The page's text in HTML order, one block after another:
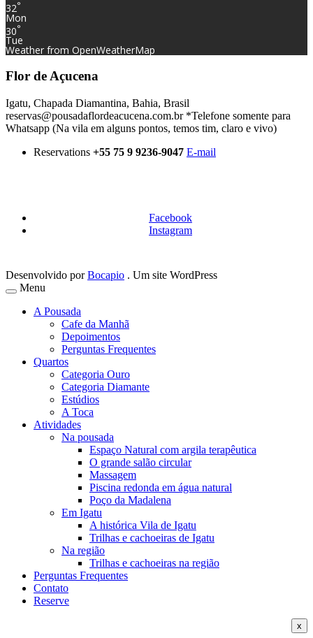
32°
Mon
30°
Tue
Weather from OpenWeatherMap
Flor de Açucena
Igatu, Chapada Diamantina, Bahia, Brasil
reservas@pousadaflordeacucena.com.br *Telefone somente para
Whatsapp (Na vila em alguns pontos, temos tim, claro e vivo)
Reservations +55 75 9 9236-9047 E-mail
Facebook
Instagram
Desenvolvido porBocapio . Um site WordPress
Menu
A Pousada
Cafe da Manhã
Depoimentos
Perguntas Frequentes
Quartos
Categoria Ouro
Categoria Diamante
Estúdios
A Toca
Atividades
Na pousada
Espaço Natural com argila terapêutica
O grande salão circular
Massagem
Piscina redonda em água natural
Poço da Madalena
Em Igatu
A histórica Vila de Igatu
Trilhas e cachoeiras de Igatu
Na região
Trilhas e cachoeiras na região
Perguntas Frequentes
Contato
Reserve
x